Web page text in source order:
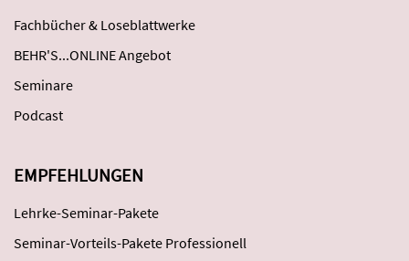
Fachbücher & Loseblattwerke
BEHR'S...ONLINE Angebot
Seminare
Podcast
EMPFEHLUNGEN
Lehrke-Seminar-Pakete
Seminar-Vorteils-Pakete Professionell